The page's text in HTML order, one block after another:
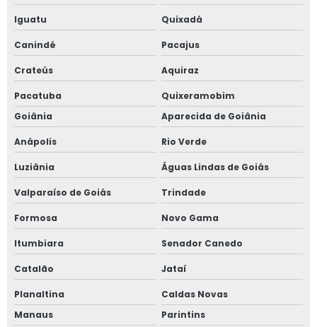
Iguatu Quixadá
Canindé Pacajus
Crateús Aquiraz
Pacatuba
Quixeramobim
Goiânia
Aparecida de Goiânia
Anápolis Rio Verde
Luziânia Águas Lindas de Goiás
Valparaíso de Goiás Trindade
Formosa Novo Gama
Itumbiara Senador Canedo
Catalão Jataí
Planaltina
Caldas Novas
Manaus
Parintins